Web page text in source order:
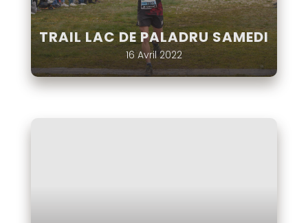
TRAIL LAC DE PALADRU SAMEDI
16 Avril 2022